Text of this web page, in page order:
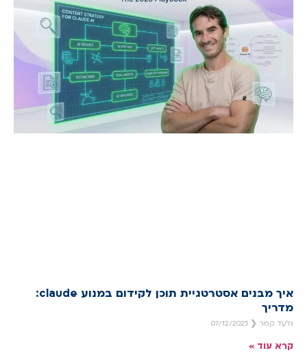
איך מבנים אסטרטגיית תוכן לקידום במנוע claude:
מדריך
גלעד קמר
קרא עוד »